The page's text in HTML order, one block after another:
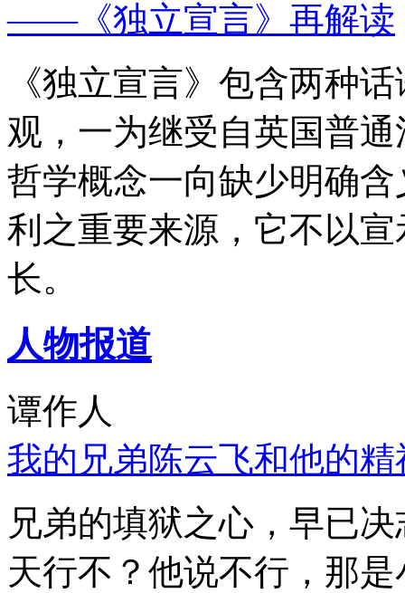
——《独立宣言》再解读
《独立宣言》包含两种
观，一为继受自英国普
哲学概念一向缺少明确
利之重要来源，它不以
长。
人物报道
谭作人
我的兄弟陈云飞和他的
兄弟的填狱之心，早已
天行不？他说不行，那